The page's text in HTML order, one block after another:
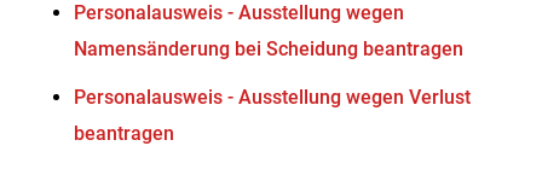
Personalausweis - Ausstellung wegen
Namensänderung bei Scheidung beantragen
Personalausweis - Ausstellung wegen Verlust
beantragen